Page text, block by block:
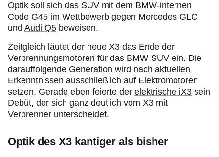
Optik soll sich das SUV mit dem BMW-internen
Code G45 im Wettbewerb gegen Mercedes GLC
und Audi Q5 beweisen.
Zeitgleich läutet der neue X3 das Ende der
Verbrennungsmotoren für das BMW-SUV ein. Die
darauffolgende Generation wird nach aktuellen
Erkenntnissen ausschließlich auf Elektromotoren
setzen. Gerade eben feierte der elektrische iX3 sein
Debüt, der sich ganz deutlich vom X3 mit
Verbrenner unterscheidet.
Optik des X3 kantiger als bisher